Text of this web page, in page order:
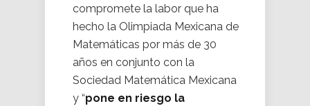
compromete la labor que ha
hecho la Olimpiada Mexicana de
Matemáticas por más de 30
años en conjunto con la
Sociedad Matemática Mexicana
y “pone en riesgo la